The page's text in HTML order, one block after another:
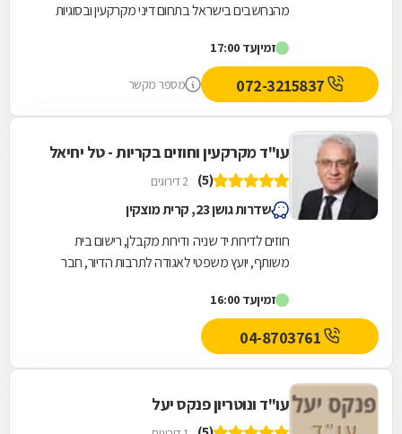
מהנחשבים בישראל בתחום דיני מקרקעין ובסוגיות
אישורים והיתרי...
זמיןעד 17:00
מספר מקשר
עו"ד מקרקעין וחוזים בקריות - טל יחיאל
(5) 2 דירוגים
שדרות גושן 23, קרית מוצקין
חוזים לדירות יד שניה ודירות מקבלן, רישום בית
משותף, יועץ משפטי לאגודה לתרבות הדיור, חבר
זמיןעד 16:00
עו"ד ונוטריון פנקס יעל